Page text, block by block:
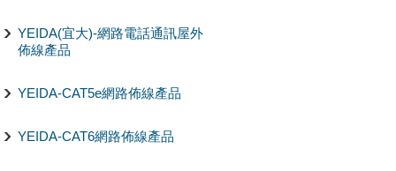
YEIDA(宜大)-網路電話通訊屋外
佈線產品
YEIDA-CAT5e網路佈線產品
YEIDA-CAT6網路佈線產品